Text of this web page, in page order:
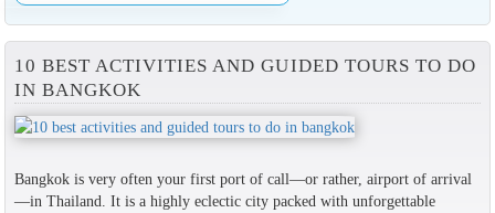
10 BEST ACTIVITIES AND GUIDED TOURS TO DO
IN BANGKOK
Bangkok is very often your first port of call—or rather, airport of arrival
—in Thailand. It is a highly eclectic city packed with unforgettable